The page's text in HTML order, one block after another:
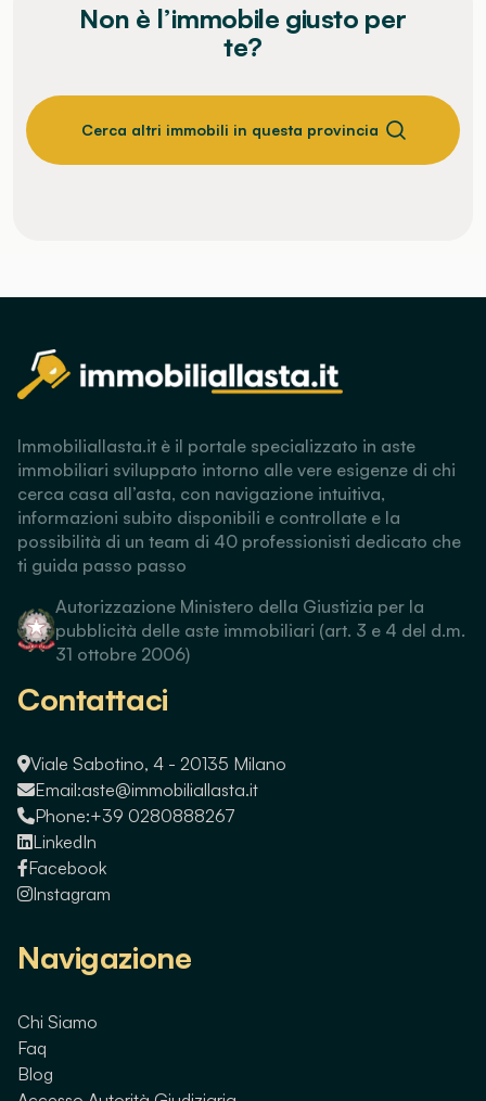
Non è l’immobile giusto per
te?
Cerca altri immobili in questa provincia
Immobiliallasta.it è il portale specializzato in aste
immobiliari sviluppato intorno alle vere esigenze di chi
cerca casa all’asta, con navigazione intuitiva,
informazioni subito disponibili e controllate e la
possibilità di un team di 40 professionisti dedicato che
ti guida passo passo
Autorizzazione Ministero della Giustizia per la
pubblicità delle aste immobiliari (art. 3 e 4 del d.m.
31 ottobre 2006)
Contattaci
Viale Sabotino, 4 - 20135 Milano
Email:aste@immobiliallasta.it
Phone:+39 0280888267
LinkedIn
Facebook
Instagram
Navigazione
Chi Siamo
Faq
Blog